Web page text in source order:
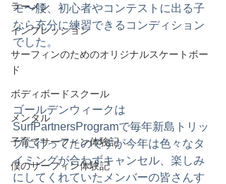
ラーメン
インプレッション
サーフィンのためのオリジナルスケートボー
ド
ボディボードスクール
メンタル
子育てサーフィン体験記
僕のサーフィン体験記
モ〜腰、初心者やコンテストに出る子
なら充分に練習できるコンディション
でした。
ゴールデンウィークは
SurfPartnersProgramで毎年新島トリッ
プに行ってたのですが今年は色々なタ
イミングが合わずキャンセル、楽しみ
にしてくれていたメンバーの皆さんす